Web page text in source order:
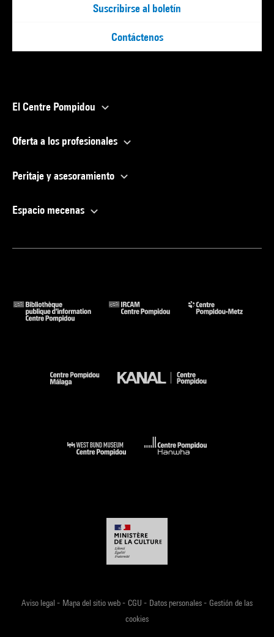
Suscribirse al boletín
Contáctenos
El Centre Pompidou
Oferta a los profesionales
Peritaje y asesoramiento
Espacio mecenas
Aviso legal - Mapa del sitio web- CGU - Datos personales- Gestión de las
cookies